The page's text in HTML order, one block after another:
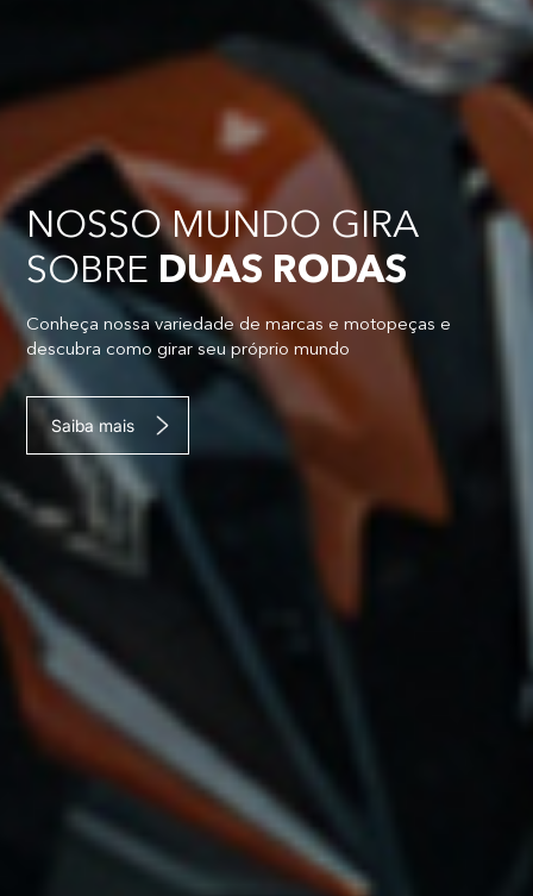
NOSSO MUNDO GIRA
SOBRE DUAS RODAS
Conheça nossa variedade de marcas e motopeças e
descubra como girar seu próprio mundo
Saiba mais